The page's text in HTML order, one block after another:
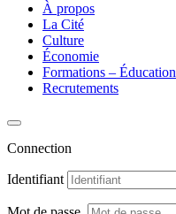
À propos
La Cité
Culture
Économie
Formations – Éducation
Recrutements
Connection
Identifiant